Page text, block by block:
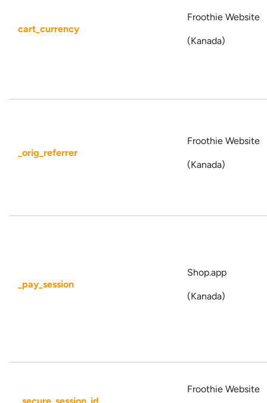
cart_currency
Froothie Website
(Kanada)
_orig_referrer
Froothie Website
(Kanada)
_pay_session
Shop.app
(Kanada)
Froothie Website